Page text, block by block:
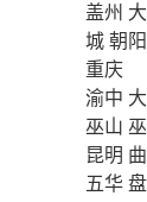
盖州
城朝
重庆
渝中
巫山
昆明
五华